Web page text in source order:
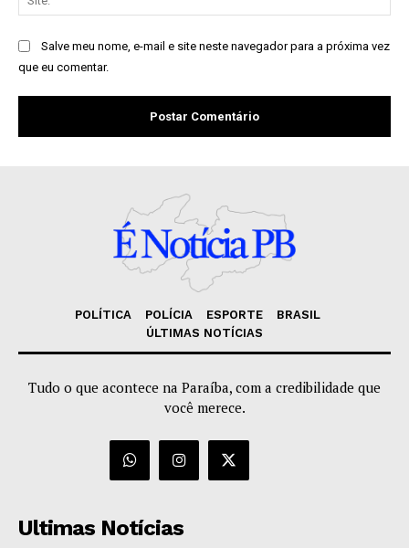
Salve meu nome, e-mail e site neste navegador para a próxima vez
que eu comentar.
POLÍTICA POLÍCIA ESPORTE
BRASIL
ÚLTIMAS NOTÍCIAS
Tudo o que acontece na Paraíba, com a credibilidade que
você merece.
Ultimas Notícias